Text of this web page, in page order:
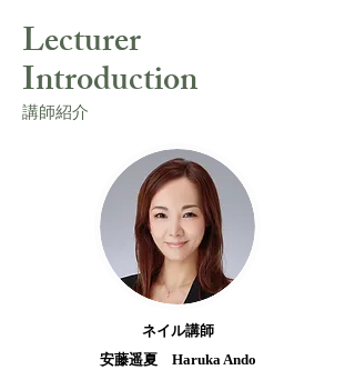
Lecturer
Introduction
講師紹介
ネイル講師
安藤遥夏 Haruka Ando